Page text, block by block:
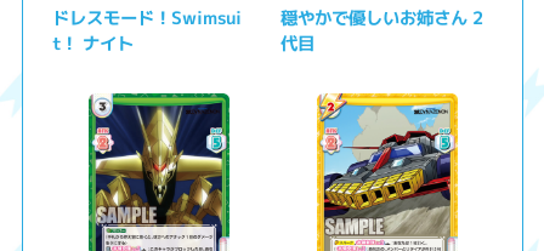
ドレスモード！Swimsui
t！ ナイト
穏やかで優しいお姉さん 2
代目